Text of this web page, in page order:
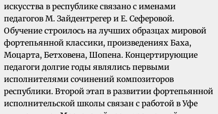
искусства в республике связано с именами
педагогов М. Зайдентрегер и Е. Сеферовой.
Обучение строилось на лучших образцах мировой
фортепьянной классики, произведениях Баха,
Моцарта, Бетховена, Шопена. Концертирующие
педагоги долгие годы являлись первыми
исполнителями сочинений композиторов
республики. Второй этап в развитии фортепьянной
исполнительской школы связан с работой в Уфе